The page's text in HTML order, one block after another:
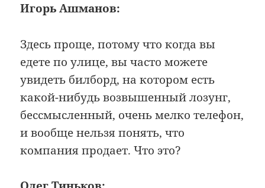
Игорь Ашманов:
Здесь проще, потому что когда вы
едете по улице, вы часто можете
увидеть билборд, на котором есть
какой-нибудь возвышенный лозунг,
бессмысленный, очень мелко телефон,
и вообще нельзя понять, что
компания продает. Что это?